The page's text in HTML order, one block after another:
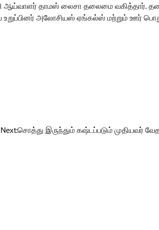
ஆய்வாளர் தாமஸ் லைசா தலைமை வகித்தார்.
உறுப்பினர் அலோசியஸ் ஏங்கல்ஸ் மற்றும் ஊர்
Next:சொத்து இருந்தும் கஷ்டப்படும் முதியவர்